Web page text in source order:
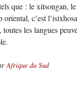
que : le xitsongan,
oriental, c’est
les langues
Afrique du Sud